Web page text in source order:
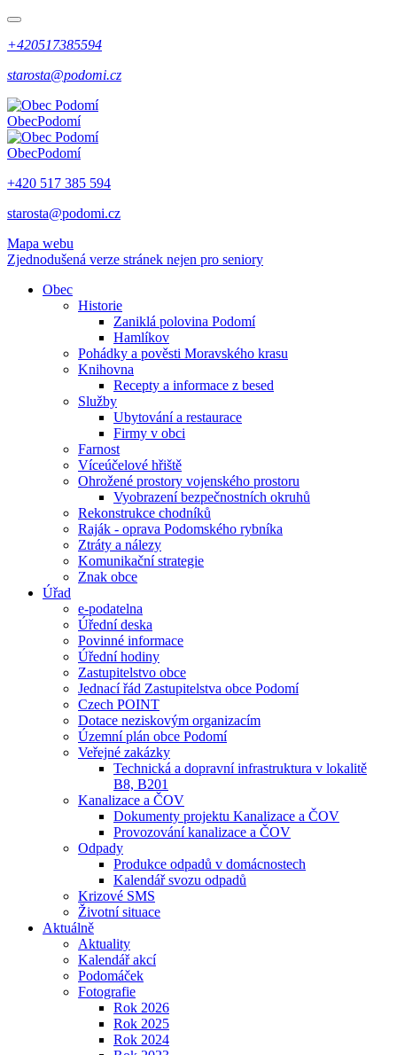
+420517385594
starosta@podomi.cz
ObecPodomí
ObecPodomí
+420 517 385 594
starosta@podomi.cz
Mapa webu
Zjednodušená verze stránek nejen pro seniory
Obec
Historie
Zaniklá polovina Podomí
Hamlíkov
Pohádky a pověsti Moravského krasu
Knihovna
Recepty a informace z besed
Služby
Ubytování a restaurace
Firmy v obci
Farnost
Víceúčelové hřiště
Ohrožené prostory vojenského prostoru
Vyobrazení bezpečnostních okruhů
Rekonstrukce chodníků
Raják - oprava Podomského rybníka
Ztráty a nálezy
Komunikační strategie
Znak obce
Úřad
e-podatelna
Úřední deska
Povinné informace
Úřední hodiny
Zastupitelstvo obce
Jednací řád Zastupitelstva obce Podomí
Czech POINT
Dotace neziskovým organizacím
Územní plán obce Podomí
Veřejné zakázky
Technická a dopravní infrastruktura v lokalitě
B8, B201
Kanalizace a ČOV
Dokumenty projektu Kanalizace a ČOV
Provozování kanalizace a ČOV
Odpady
Produkce odpadů v domácnostech
Kalendář svozu odpadů
Krizové SMS
Životní situace
Aktuálně
Aktuality
Kalendář akcí
Podomáček
Fotografie
Rok 2026
Rok 2025
Rok 2024